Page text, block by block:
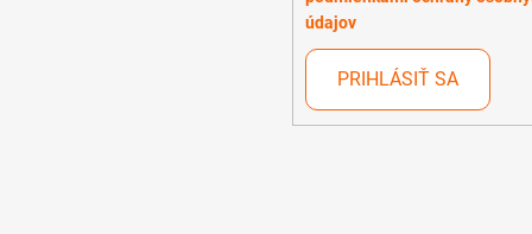
údajov
PRIHLÁSIŤ SA